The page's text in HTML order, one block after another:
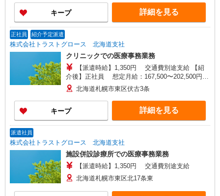
間：3カ月（同条件）
キープ 詳細を見る
正社員 紹介予定派遣
株式会社トラストグロース 北海道支社
クリニックでの医療事務業務
【派遣時給】1,350円 交通費別途支給 【紹
介後】正社員 想定月給：167,500〜202,500円
（経験などによる） 基本給：145,000〜170,000
円 業務手当：10,000〜15,000円 固定残業代な
し 夜間担当：手当2,500円/1回（4〜7回/月を予
定） 住宅手当：0〜10,000円 交通費：実費支
給 昇給：あり 賞与：年2回、計4.5ヶ月（予
上直接雇用へ移行予定
北海道札幌市東区伏古3条
キープ 詳細を見る
派遣社員
株式会社トラストグロース 北海道支社
施設併設診療所での医療事務業務
【派遣時給】1,350円 交通費別途支給
北海道札幌市東区北17条東